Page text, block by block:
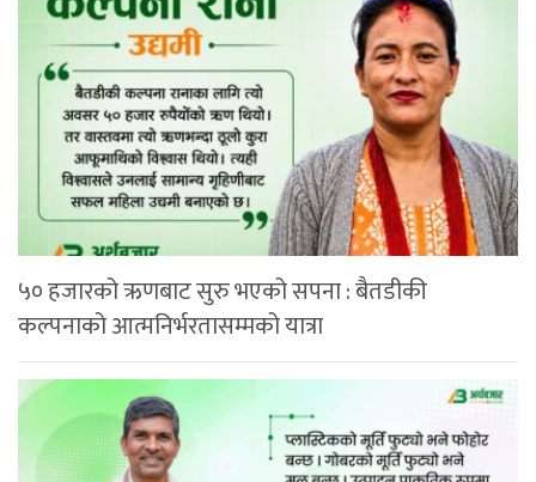
५० हजारको ऋणबाट सुरु भएको सपना : बैतडीकी
कल्पनाको आत्मनिर्भरतासम्मको यात्रा